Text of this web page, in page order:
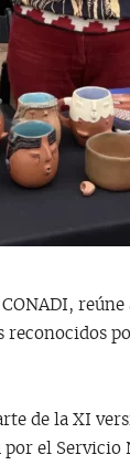
reconocidos
de la XI
el Servicio